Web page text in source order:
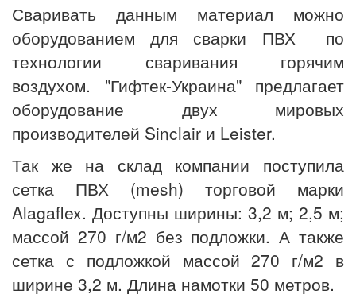
Сваривать данным материал можно
оборудованием для сварки ПВХ по
технологии сваривания горячим
воздухом. "Гифтек-Украина" предлагает
оборудование двух мировых
производителей Sinclair и Leister.
Так же на склад компании поступила
сетка ПВХ (mesh) торговой марки
Alagaflex. Доступны ширины: 3,2 м; 2,5 м;
массой 270 г/м2 без подложки. А также
сетка с подложкой массой 270 г/м2 в
ширине 3,2 м. Длина намотки 50 метров.